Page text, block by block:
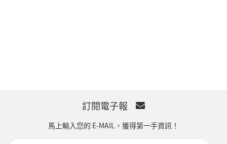
訂閱電子報
馬上輸入您的 E-MAIL，獲得第一手資訊！